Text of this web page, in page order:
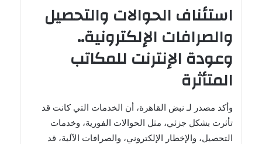
استئناف الحوالات والتحصيل
والصرافات الإلكترونية..
وعودة الإنترنت للمكاتب
المتأثرة
وأكد مصدر لـ نبض القاهرة، أن الخدمات التي كانت قد
تأثرت بشكل جزئي، مثل الحوالات الفورية، وخدمات
التحصيل، والإخطار الإلكتروني، والصرافات الآلية، قد